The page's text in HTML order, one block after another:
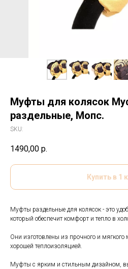
Муфты для колясок
раздельные, Мопс.
SKU:
1490,00 р.
Купить в 1
Муфты раздельные для колясок - это
который обеспечит комфорт и тепло в
Они изготовлены из прочного и мягкого
хорошей теплоизоляцией.
Муфты с ярким и стильным дизайном,